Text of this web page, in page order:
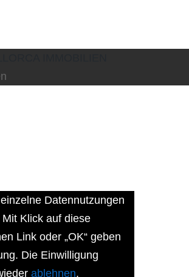
Datennutzungen
Klick auf diese
Link oder „OK“ geben
Die Einwilligung
ablehnen.